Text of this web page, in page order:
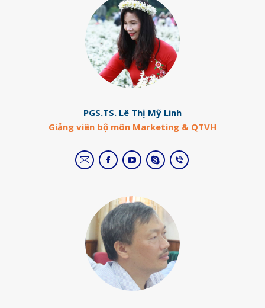
PGS.TS. Lê Thị Mỹ Linh
Giảng viên bộ môn Marketing & QTVH
E-
FacebookYouTube
SkypeViber